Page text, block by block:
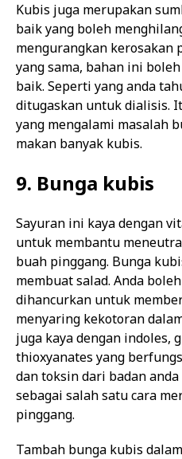
Kubis juga merupakan
baik yang boleh
mengurangkan kerosakan
yang sama, bahan ini
baik. Seperti yang anda
ditugaskan untuk dialisis.
yang mengalami masalah
makan banyak kubis.
9. Bunga kubis
Sayuran ini kaya dengan
untuk membantu
buah pinggang. Bunga
membuat salad. Anda
dihancurkan untuk
menyaring kekotoran
juga kaya dengan indoles,
thioxyanates yang
dan toksin dari badan
sebagai salah satu cara
pinggang.
Tambah bunga kubis